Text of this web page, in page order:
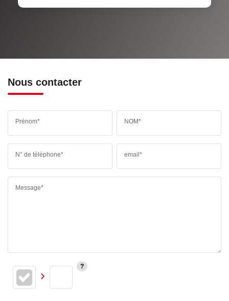
Nous contacter
Prénom* NOM*
N° de téléphone* email*
Message*